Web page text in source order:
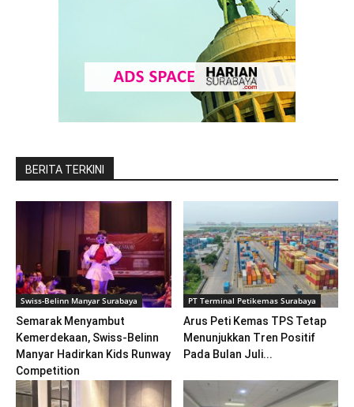
BERITA TERKINI
Swiss-Belinn Manyar Surabaya
Semarak Menyambut
Kemerdekaan, Swiss-Belinn
Manyar Hadirkan Kids Runway
Competition
PT Terminal Petikemas Surabaya
Arus Peti Kemas TPS Tetap
Menunjukkan Tren Positif
Pada Bulan Juli...